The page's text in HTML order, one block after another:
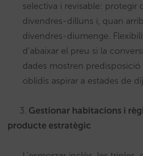
selectiva i revisable: protegir
divendres-dilluns i, quan
divendres-diumenge.
d’abaixar el preu si la
dades mostren
oblidis aspirar a estades de
3. Gestionar habitacions i
producte estratègic